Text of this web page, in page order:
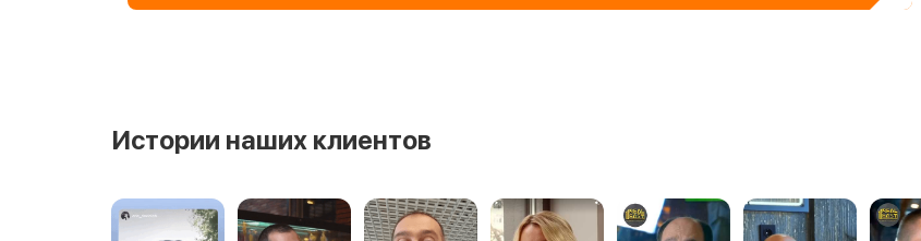
Истории наших клиентов